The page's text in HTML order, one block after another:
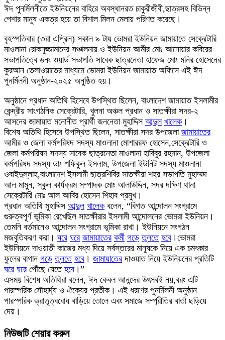
ঈদ পুনর্মিলনীতে ইউনিয়নের বাহিরে অবস্থানরত চাকুরীজীবী,ছাত্রসহ বিভিন্ন
পেশার মানুষ একত্র হয়ে তা বিশাল মিলন মেলায় পরিণত করেছে।
বৃহস্পতিবার (৩রা এপ্রিল) সকাল ৯ টায় ভোমরা ইউনিয়ন জামায়াতে সেক্রেটারি
মাওলানা রোকনুজ্জামানের সঞ্চালনায় ও ইউনিয়ন আমীর মোঃ আনোয়ার কবিরের
সভাপতিত্বে ৬নং ওয়ার্ড সভাপতি সাবেক ছাত্রনেতা হাফেজ মোঃ মনির হোসেনের
কুরআন তেলাওয়াতের মাধ্যমে ভোমরা ইউনিয়ন জামায়াত অফিসে এই ঈদ
পুনর্মিলনী অনুষ্ঠান-২০২৫ অনুষ্ঠিত হয়।
অনুষ্ঠানে প্রধান অতিথি হিসেবে উপস্থিত ছিলেন, বাংলাদেশ জামায়াত ইসলামীর
কেন্দ্রীয় সাংগঠনিক সেক্রেটারি, খুলনা অঞ্চল প্রধান ও সাতক্ষীরা সদর-২
আসনের জামায়াত মনোনীত প্রার্থী জননেতা মুহাদ্দিস আব্দুল খালেক।
বিশেষ অতিথি হিসেবে উপস্থিত ছিলেন, সাতক্ষীরা সদর উপজেলা জামায়াতের
আমীর ও জেলা কর্মপরিষদ সদস্য মাওলানা মোশাররফ হোসেন,সেক্রেটারি ও
জেলা কর্মপরিষদ সদস্য সাবেক ছাত্রনেতা মাওলানা হাবিবুর রহমান, উপজেলা
কর্মপরিষদ সদস্য ডাঃ শফিকুল ইসলাম, উপজেলা ইউনিট সদস্য মাওলানা
ওবাইদুল্লাহ,বাংলাদেশ ইসলামী ছাত্রশিবির সাতক্ষীরা শহর সভাপতি মুহাম্মদ
আল মামুন, স্কুল কার্যক্রম সম্পাদক মোঃ আলাউদ্দিন, সদর দক্ষিণ থানা
সেক্রেটারি মোঃ আল আবির হোসেন শিহাব প্রমুখ।
প্রধান অতিথি মুহাদ্দিস আব্দুল খালেকবলেন, “বিগত আন্দোলন সংগ্রামে
গুরুত্বপূর্ণ ভূমিকা রেখেছিল সাতক্ষীরার ইসলামী আন্দোলনের ভোমরা ইউনিয়ন।
তেমনি বর্তমানেও আন্দোলন সংগ্রামে ভূমিকা রাখা। ইউনিয়নে সংগঠন
মজবুতিকরণ করা। ঘরে ঘরে জামায়াতের কর্মী গড়ে তুলতে হবে।ভোমরা
ইউনিয়নে দাওয়াতী কাজের মধ্য দিয়ে সর্বস্তরের মানুষকে নিয়ে এক চমৎকার
ফুলের বাগান গড়ে তুলতে হবে। জামায়াতেরদাওয়াত নিয়ে ইউনিয়নের প্রতিটি
ঘরে ঘরেপৌঁছে যেতে হবে।”
এসময় বিশেষ অতিথিরা বলেন, ঈদ কেবল আনন্দের উৎসবই নয়,বরং এটি
পারস্পরিক সৌহার্দ্য ও ঐক্যের প্রতীক। এই ধরণের পুনর্মিলনী অনুষ্ঠান
পারস্পরিক ভ্রাতৃত্ববোধ বাড়িয়ে তোলে এবং সমাজে সম্প্রীতির বার্তা ছড়িয়ে
দেয়।
নিউজটি শেয়ার করুন